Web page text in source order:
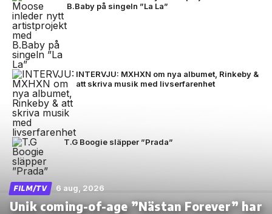
B.Baby på singeln ”La La”
INTERVJU: MXHXN om nya albumet, Rinkeby &
att skriva musik med livserfarenhet
T.G Boogie släpper ”Prada”
FILM/TV 6 aug, 2026
Unik coming-of-age ”Nästan Forever” har